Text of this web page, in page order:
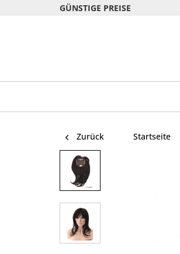
GÜNSTIGE PREISE
Zurück Startseite